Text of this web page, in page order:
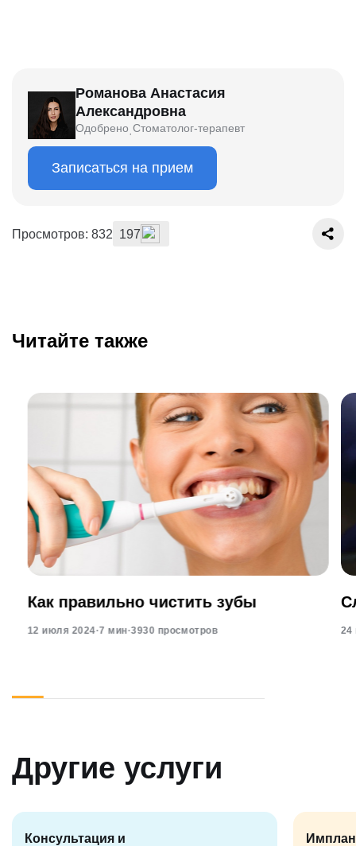
Романова Анастасия
Александровна
Одобрено·Стоматолог-терапевт
Записаться на прием
Просмотров: 832 197
Читайте также
Как правильно чистить зубы
12 июля 2024·7 мин·3930 просмотров 24
Другие услуги
Консультация и